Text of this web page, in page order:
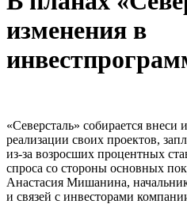
изменения в
«Северсталь» собирается
реализации своих проектов,
из-за возросших процентных
спроса со стороны основных
Анастасия Мишанина,
и связей с инвесторами